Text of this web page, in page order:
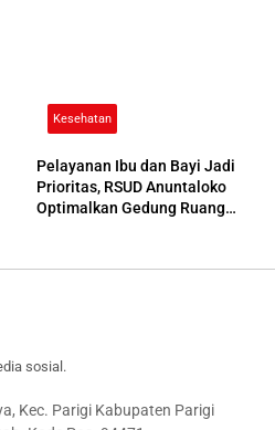
Kesehatan
Pelayanan Ibu dan Bayi Jadi
Prioritas, RSUD Anuntaloko
Optimalkan Gedung Ruang
sosial.
Kec. Parigi Kabupaten Parigi